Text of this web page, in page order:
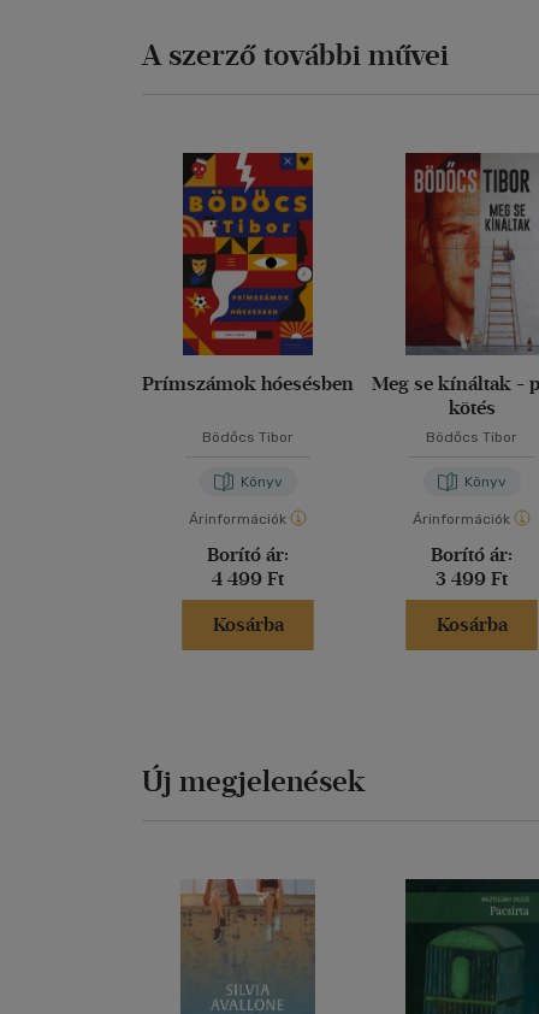
A szerző további művei
Prímszámok hóesésben
Bödőcs Tibor
Könyv
Árinformációk
Borító ár:
4 499 Ft
Kosárba
Meg se kínáltak -
kötés
Bödőcs Tibor
Könyv
Árinformációk
Borító ár:
3 499 Ft
Kosárba
Új megjelenések